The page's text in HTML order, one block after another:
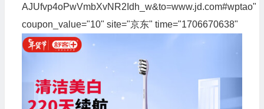
AJUfvp4oPwVmbXvNR2Idh_w&to=www.jd.com#wptao"
coupon_value="10" site="京东" time="1706670638"